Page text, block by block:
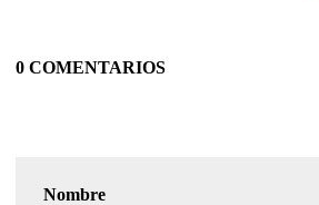
0 COMENTARIOS
Nombre